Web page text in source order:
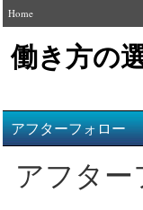
Home
働き方の
アフターフォロー
アフタ